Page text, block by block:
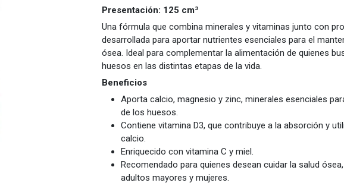
Presentación: 125 cm³
Una fórmula que combina minerales y vitaminas junto con
desarrollada para aportar nutrientes esenciales para el
ósea. Ideal para complementar la alimentación de quienes
huesos en las distintas etapas de la vida.
Beneficios
Aporta calcio, magnesio y zinc, minerales esenciales
de los huesos.
Contiene vitamina D3, que contribuye a la absorción y
calcio.
Enriquecido con vitamina C y miel.
Recomendado para quienes desean cuidar la salud
adultos mayores y mujeres.